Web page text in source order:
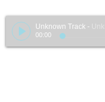
Unknown Track -
00:00